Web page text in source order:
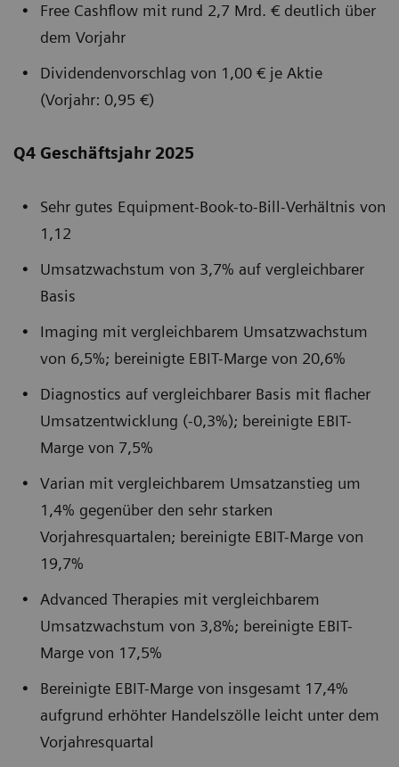
Free Cashflow mit rund 2,7 Mrd. € deutlich über
dem Vorjahr
Dividendenvorschlag von 1,00 € je Aktie
(Vorjahr: 0,95 €)
Q4 Geschäftsjahr 2025
Sehr gutes Equipment-Book-to-Bill-Verhältnis von
1,12
Umsatzwachstum von 3,7% auf vergleichbarer
Basis
Imaging mit vergleichbarem Umsatzwachstum
von 6,5%; bereinigte EBIT-Marge von 20,6%
Diagnostics auf vergleichbarer Basis mit flacher
Umsatzentwicklung (-0,3%); bereinigte EBIT-
Marge von 7,5%
Varian mit vergleichbarem Umsatzanstieg um
1,4% gegenüber den sehr starken
Vorjahresquartalen; bereinigte EBIT-Marge von
19,7%
Advanced Therapies mit vergleichbarem
Umsatzwachstum von 3,8%; bereinigte EBIT-
Marge von 17,5%
Bereinigte EBIT-Marge von insgesamt 17,4%
aufgrund erhöhter Handelszölle leicht unter dem
Vorjahresquartal